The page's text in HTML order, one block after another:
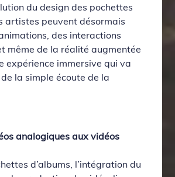
du design des pochettes
artistes peuvent désormais
des interactions
même de la réalité augmentée
expérience immersive qui va
la simple écoute de la
analogiques aux vidéos
d’albums, l’intégration du